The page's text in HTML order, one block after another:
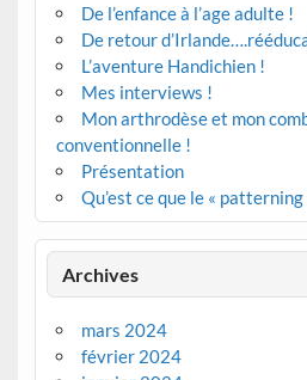
De l’enfance à l’age adulte !
De retour
L’aventure Handichien !
Mes interviews !
Mon arthrodèse et mon
conventionnelle !
Présentation
Qu’est ce que le « patterning
Archives
mars 2024
février 2024